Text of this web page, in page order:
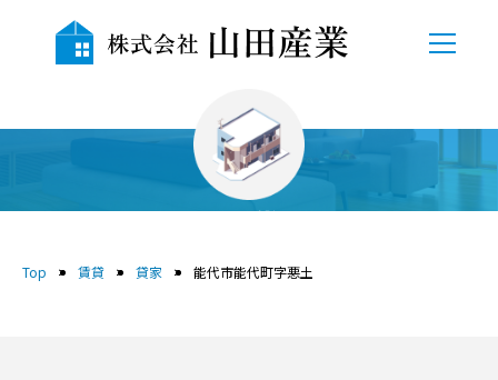
TOP
会社概要
賃貸
Top 賃貸 貸家 能代市能代町字悪土